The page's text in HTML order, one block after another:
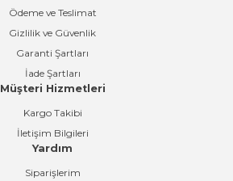
Ödeme ve Teslimat
Gizlilik ve Güvenlik
Garanti Şartları
İade Şartları
Müşteri Hizmetleri
Kargo Takibi
İletişim Bilgileri
Yardım
Siparişlerim